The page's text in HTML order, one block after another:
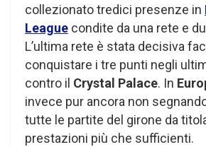
collezionato tredici presenze in
League condite da una rete e
L’ultima rete è stata decisiva
conquistare i tre punti negli
contro il Crystal Palace. In
invece pur ancora non
tutte le partite del girone da
prestazioni più che sufficienti.